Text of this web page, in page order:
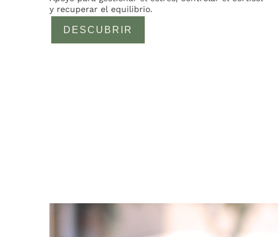
DESCUBRIR
y recuperar el equilibrio.